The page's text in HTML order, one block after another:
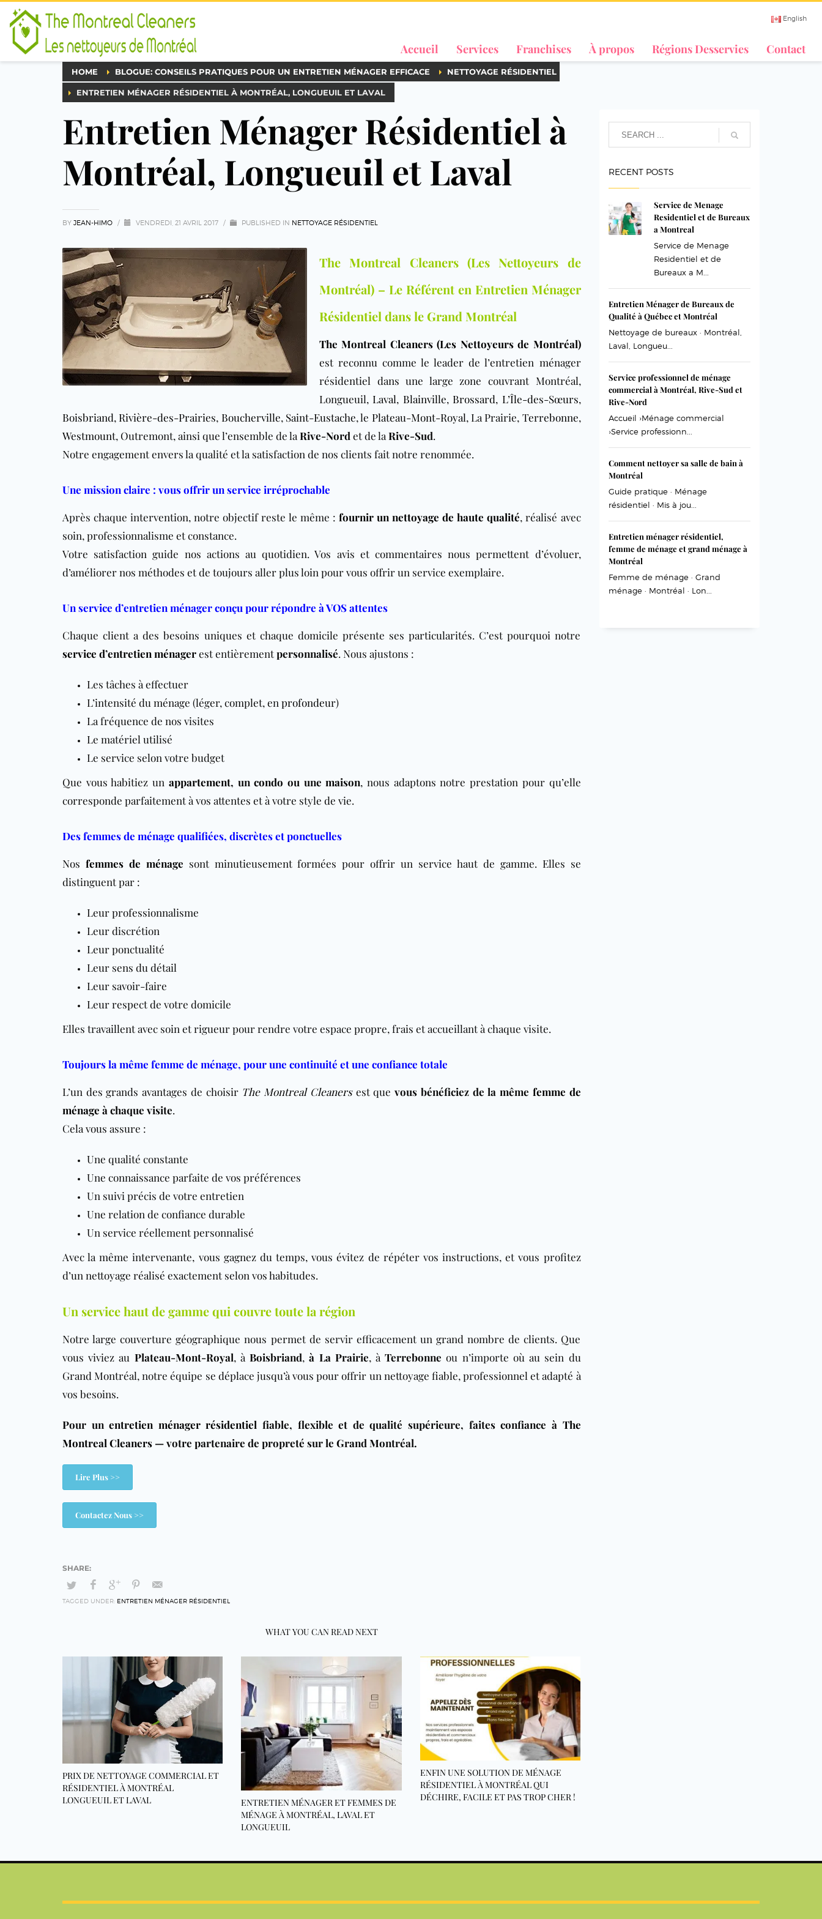
English
Accueil Services Franchises À propos Régions Desservies Contact
HOME BLOGUE: CONSEILS PRATIQUES POUR UN ENTRETIEN MÉNAGER EFFICACE NETTOYAGE RÉSIDENTIEL
ENTRETIEN MÉNAGER RÉSIDENTIEL À MONTRÉAL, LONGUEUIL ET LAVAL
Entretien Ménager Résidentiel à
Montréal, Longueuil et Laval
BY JEAN-HIMO / VENDREDI, 21 AVRIL 2017 / PUBLISHED IN NETTOYAGE RÉSIDENTIEL
The Montreal Cleaners (Les Nettoyeurs de
Montréal) – Le Référent en Entretien Ménager
Résidentiel dans le Grand Montréal
The Montreal Cleaners (Les Nettoyeurs de Montréal)
est reconnu comme le leader de l’entretien ménager
résidentiel dans une large zone couvrant Montréal,
Longueuil, Laval, Blainville, Brossard, L’Île-des-Sœurs,
Boisbriand, Rivière-des-Prairies, Boucherville, Saint-Eustache, le Plateau-Mont-Royal, La Prairie, Terrebonne,
Westmount, Outremont, ainsi que l’ensemble de la Rive-Nord et de la Rive-Sud.
Notre engagement envers la qualité et la satisfaction de nos clients fait notre renommée.
Une mission claire : vous offrir un service irréprochable
Après chaque intervention, notre objectif reste le même : fournir un nettoyage de haute qualité, réalisé avec
soin, professionnalisme et constance.
Votre satisfaction guide nos actions au quotidien. Vos avis et commentaires nous permettent d’évoluer,
d’améliorer nos méthodes et de toujours aller plus loin pour vous offrir un service exemplaire.
Un service d’entretien ménager conçu pour répondre à VOS attentes
Chaque client a des besoins uniques et chaque domicile présente ses particularités. C’est pourquoi notre
service d’entretien ménagerest entièrementpersonnalisé. Nous ajustons :
Les tâches à effectuer
L’intensité du ménage (léger, complet, en profondeur)
La fréquence de nos visites
Le matériel utilisé
Le service selon votre budget
Que vous habitiez un appartement, uncondo ou unemaison, nous adaptons notre prestation pour qu’elle
corresponde parfaitement à vos attentes et à votre style de vie.
Des femmes de ménage qualifiées, discrètes et ponctuelles
Nos femmes de ménage sont minutieusement formées pour offrir un service haut de gamme. Elles se
distinguent par :
Leur professionnalisme
Leur discrétion
Leur ponctualité
Leur sens du détail
Leur savoir-faire
Leur respect de votre domicile
Elles travaillent avec soin et rigueur pour rendre votre espace propre, frais et accueillant à chaque visite.
Toujours la même femme de ménage, pour une continuité et une confiance totale
L’un des grands avantages de choisir The Montreal Cleanersest quevous bénéficiez de la même femme de
ménage à chaque visite.
Cela vous assure :
Une qualité constante
Une connaissance parfaite de vos préférences
Un suivi précis de votre entretien
Une relation de confiance durable
Un service réellement personnalisé
Avec la même intervenante, vous gagnez du temps, vous évitez de répéter vos instructions, et vous profitez
d’un nettoyage réalisé exactement selon vos habitudes.
Un service haut de gamme qui couvre toute la région
Notre large couverture géographique nous permet de servir efficacement un grand nombre de clients. Que
vous viviez au Plateau-Mont-Royal, àBoisbriand,à La Prairie, àTerrebonne ou n’importe où au sein du
Grand Montréal, notre équipe se déplace jusqu’à vous pour offrir un nettoyage fiable, professionnel et adapté à
vos besoins.
Pour unentretien ménager résidentiel fiable, flexible et de qualité supérieure, faites confiance à The
Montreal Cleaners — votre partenaire de propreté sur le Grand Montréal.
Lire Plus >>
Contactez Nous >>
TAGGED UNDER: ENTRETIEN MÉNAGER RÉSIDENTIEL
WHAT YOU CAN READ NEXT
PRIX DE NETTOYAGE COMMERCIAL ET
RÉSIDENTIEL À MONTRÉAL
LONGUEUIL ET LAVAL
ENTRETIEN MÉNAGER ET FEMMES DE
MÉNAGE À MONTRÉAL, LAVAL ET
LONGUEUIL
ENFIN UNE SOLUTION DE MÉNAGE
RÉSIDENTIEL À MONTRÉAL QUI
DÉCHIRE, FACILE ET PAS TROP CHER !
RECENT POSTS
Service de Menage
Residentiel et de Bureaux
a Montreal
Service de Menage
Residentiel et de
Bureaux a M...
Entretien Ménager de Bureaux de
Qualité à Québec et Montréal
Nettoyage de bureaux · Montréal,
Laval, Longueu...
Service professionnel de ménage
commercial à Montréal, Rive-Sud et
Rive-Nord
Accueil ›Ménage commercial
›Service professionn...
Comment nettoyer sa salle de bain à
Montréal
Guide pratique · Ménage
résidentiel · Mis à jou...
Entretien ménager résidentiel,
femme de ménage et grand ménage à
Montréal
Femme de ménage · Grand
ménage · Montréal · Lon...